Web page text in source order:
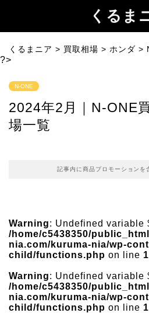
くるま
くるまニア > 買取相場 > ホンダ >
?>
N-ONE
2024年2月｜N-ONE
場一覧
記事内に商品プロモーションを
Warning: Undefined variable
/home/c5438350/
nia.com/kuruma-nia/wp-
child/functions.php on line
Warning: Undefined variable
/home/c5438350/
nia.com/kuruma-nia/wp-
child/functions.php on line